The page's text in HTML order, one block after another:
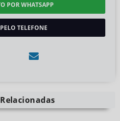
POR WHATSAPP
TELEFONE